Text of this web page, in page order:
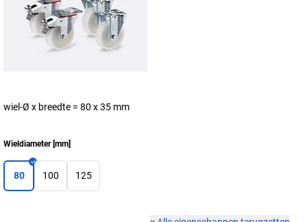
wiel-Ø x breedte = 80 x 35 mm
Wieldiameter[mm]
80 100 125